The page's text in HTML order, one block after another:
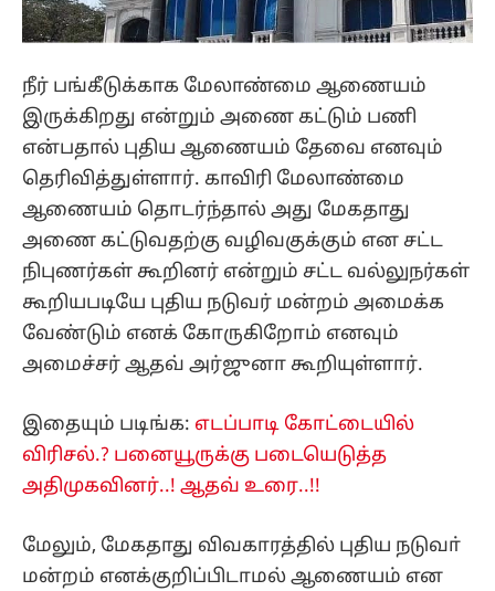
நீர் பங்கீடுக்காக மேலாண்மை ஆணையம்
இருக்கிறது என்றும் அணை கட்டும் பணி
என்பதால் புதிய ஆணையம் தேவை எனவும்
தெரிவித்துள்ளார். காவிரி மேலாண்மை
ஆணையம் தொடர்ந்தால் அது மேகதாது
அணை கட்டுவதற்கு வழிவகுக்கும் என சட்ட
நிபுணர்கள் கூறினர் என்றும் சட்ட வல்லுநர்கள்
கூறியபடியே புதிய நடுவர் மன்றம் அமைக்க
வேண்டும் எனக் கோருகிறோம் எனவும்
அமைச்சர் ஆதவ் அர்ஜுனா கூறியுள்ளார்.
இதையும் படிங்க: எடப்பாடி கோட்டையில்
விரிசல்.? பனையூருக்கு படையெடுத்த
அதிமுகவினர்..! ஆதவ் உரை..!!
மேலும், மேகதாது விவகாரத்தில் புதிய நடுவா்
மன்றம் எனக்குறிப்பிடாமல் ஆணையம் என